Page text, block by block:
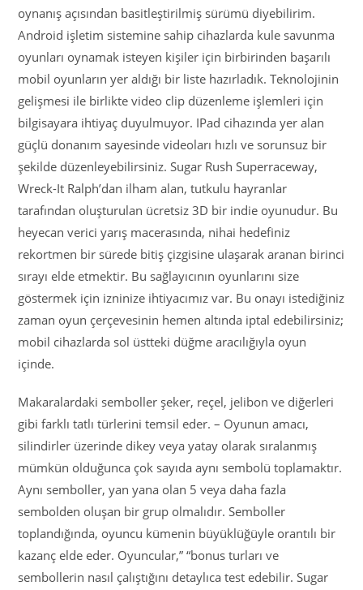
oynanış açısından basitleştirilmiş sürümü diyebilirim.
Android işletim sistemine sahip cihazlarda kule savunma
oyunları oynamak isteyen kişiler için birbirinden başarılı
mobil oyunların yer aldığı bir liste hazırladık. Teknolojinin
gelişmesi ile birlikte video clip düzenleme işlemleri için
bilgisayara ihtiyaç duyulmuyor. IPad cihazında yer alan
güçlü donanım sayesinde videoları hızlı ve sorunsuz bir
şekilde düzenleyebilirsiniz. Sugar Rush Superraceway,
Wreck-It Ralph’dan ilham alan, tutkulu hayranlar
tarafından oluşturulan ücretsiz 3D bir indie oyunudur. Bu
heyecan verici yarış macerasında, nihai hedefiniz
rekortmen bir sürede bitiş çizgisine ulaşarak aranan birinci
sırayı elde etmektir. Bu sağlayıcının oyunlarını size
göstermek için izninize ihtiyacımız var. Bu onayı istediğiniz
zaman oyun çerçevesinin hemen altında iptal edebilirsiniz;
mobil cihazlarda sol üstteki düğme aracılığıyla oyun
içinde.
Makaralardaki semboller şeker, reçel, jelibon ve diğerleri
gibi farklı tatlı türlerini temsil eder. – Oyunun amacı,
silindirler üzerinde dikey veya yatay olarak sıralanmış
mümkün olduğunca çok sayıda aynı sembolü toplamaktır.
Aynı semboller, yan yana olan 5 veya daha fazla
sembolden oluşan bir grup olmalıdır. Semboller
toplandığında, oyuncu kümenin büyüklüğüyle orantılı bir
kazanç elde eder. Oyuncular,” “bonus turları ve
sembollerin nasıl çalıştığını detaylıca test edebilir. Sugar